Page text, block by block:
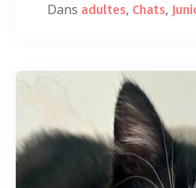
Dans adultes, Chats,